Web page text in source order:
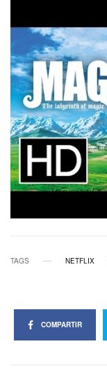
TAGS NETFLIX
COMPARTIR